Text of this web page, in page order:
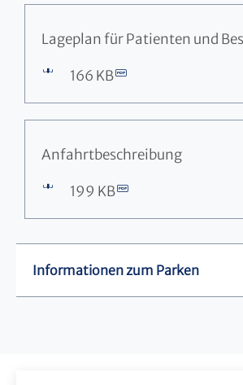
Lageplan für Patienten und
166 KB
Anfahrtbeschreibung
199 KB
Informationen zum Parken